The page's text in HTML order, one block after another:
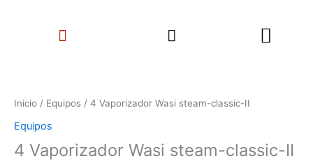
Menu Search
Inicio / Equipos / 4 Vaporizador Wasi steam-classic-II
Equipos
4 Vaporizador Wasi steam-classic-II
Wasi
classic-
II